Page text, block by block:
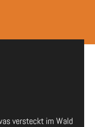
versteckt im Wald